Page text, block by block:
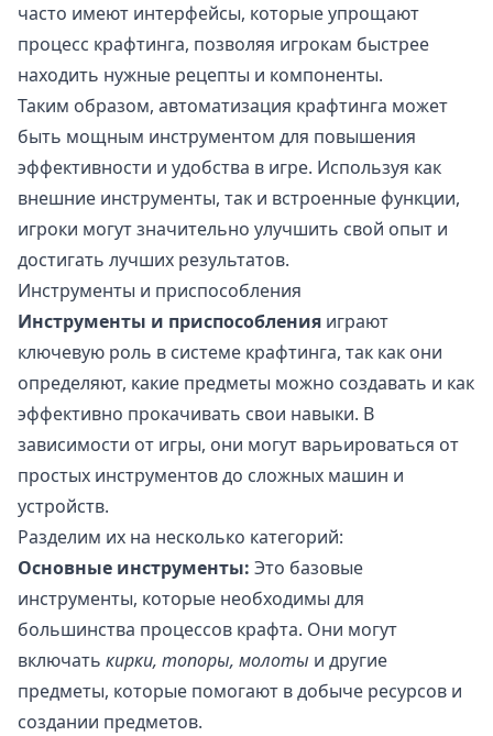
часто имеют интерфейсы, которые упрощают
процесс крафтинга, позволяя игрокам быстрее
находить нужные рецепты и компоненты.
Таким образом, автоматизация крафтинга может
быть мощным инструментом для повышения
эффективности и удобства в игре. Используя как
внешние инструменты, так и встроенные функции,
игроки могут значительно улучшить свой опыт и
достигать лучших результатов.
Инструменты и приспособления
Инструменты и приспособления играют
ключевую роль в системе крафтинга, так как они
определяют, какие предметы можно создавать и как
эффективно прокачивать свои навыки. В
зависимости от игры, они могут варьироваться от
простых инструментов до сложных машин и
устройств.
Разделим их на несколько категорий:
Основные инструменты: Это базовые
инструменты, которые необходимы для
большинства процессов крафта. Они могут
включать кирки, топоры, молоты и другие
предметы, которые помогают в добыче ресурсов и
создании предметов.